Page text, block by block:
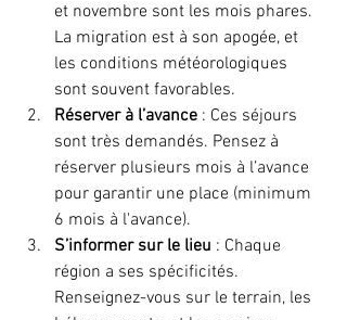
et novembre sont les mois phares.
La migration est à son apogée, et
les conditions météorologiques
sont souvent favorables.
Réserver à l’avance : Ces séjours
sont très demandés. Pensez à
réserver plusieurs mois à l’avance
pour garantir une place (minimum
6 mois à l'avance).
S’informer sur le lieu : Chaque
région a ses spécificités.
Renseignez-vous sur le terrain, les